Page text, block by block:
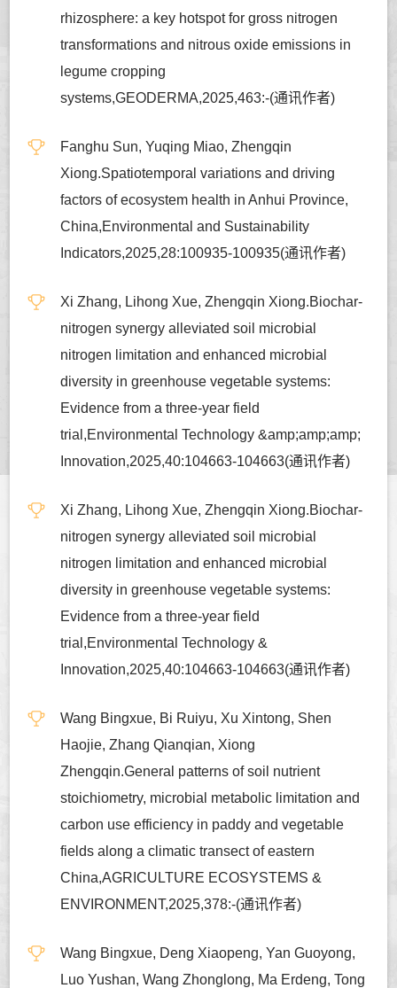
rhizosphere: a key hotspot for gross nitrogen
transformations and nitrous oxide emissions in
legume cropping
systems,GEODERMA,2025,463:-(通讯作者)
Fanghu Sun, Yuqing Miao, Zhengqin
Xiong.Spatiotemporal variations and driving
factors of ecosystem health in Anhui Province,
China,Environmental and Sustainability
Indicators,2025,28:100935-100935(通讯作者)
Xi Zhang, Lihong Xue, Zhengqin Xiong.Biochar-
nitrogen synergy alleviated soil microbial
nitrogen limitation and enhanced microbial
diversity in greenhouse vegetable systems:
Evidence from a three-year field
trial,Environmental Technology &amp;amp;amp;
Innovation,2025,40:104663-104663(通讯作者)
Xi Zhang, Lihong Xue, Zhengqin Xiong.Biochar-
nitrogen synergy alleviated soil microbial
nitrogen limitation and enhanced microbial
diversity in greenhouse vegetable systems:
Evidence from a three-year field
trial,Environmental Technology &
Innovation,2025,40:104663-104663(通讯作者)
Wang Bingxue, Bi Ruiyu, Xu Xintong, Shen
Haojie, Zhang Qianqian, Xiong
Zhengqin.General patterns of soil nutrient
stoichiometry, microbial metabolic limitation and
carbon use efficiency in paddy and vegetable
fields along a climatic transect of eastern
China,AGRICULTURE ECOSYSTEMS &
ENVIRONMENT,2025,378:-(通讯作者)
Wang Bingxue, Deng Xiaopeng, Yan Guoyong,
Luo Yushan, Wang Zhonglong, Ma Erdeng, Tong